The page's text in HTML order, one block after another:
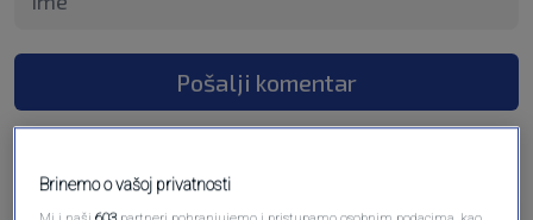
Pošalji komentar
Brinemo o vašoj privatnosti